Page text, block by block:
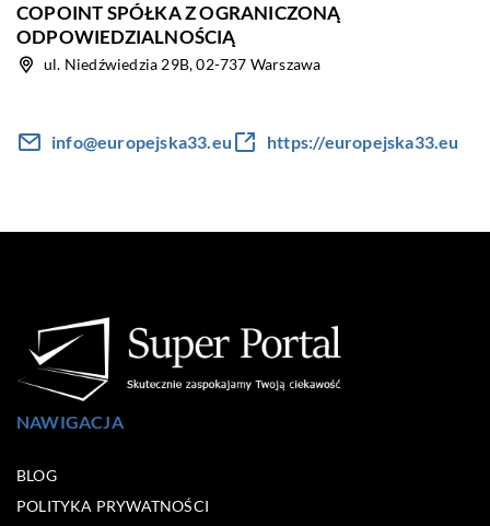
COPOINT SPÓŁKA Z OGRANICZONĄ
ODPOWIEDZIALNOŚCIĄ
ul. Niedźwiedzia 29B, 02-737 Warszawa
info@europejska33.eu https://europejska33.eu
NAWIGACJA
BLOG
POLITYKA PRYWATNOŚCI